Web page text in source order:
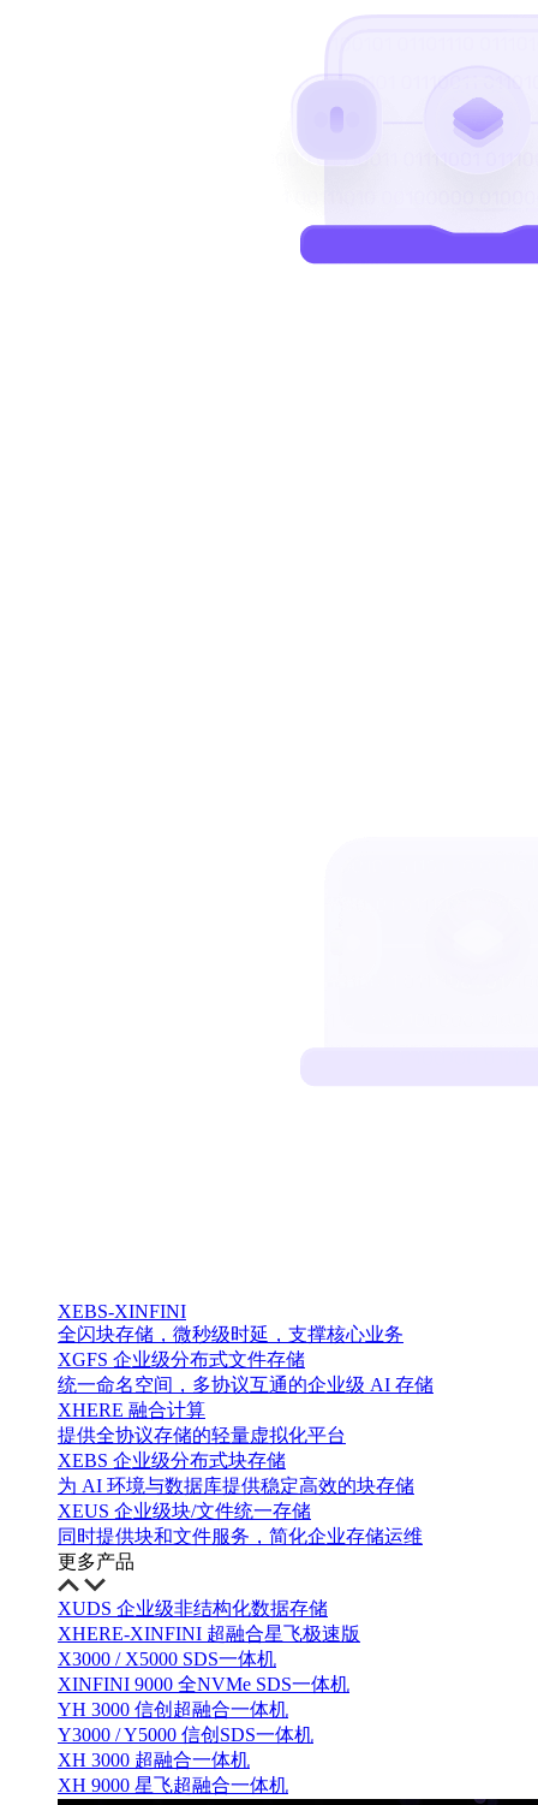
XEBS-XINFINI
全闪块存储，微秒级时延，支撑核心业务
XGFS 企业级分布式文件存储
统一命名空间，多协议互通的企业级 AI 存储
XHERE 融合计算
提供全协议存储的轻量虚拟化平台
XEBS 企业级分布式块存储
为 AI 环境与数据库提供稳定高效的块存储
XEUS 企业级块/文件统一存储
同时提供块和文件服务，简化企业存储运维
更多产品
XUDS 企业级非结构化数据存储
XHERE-XINFINI 超融合星飞极速版
X3000 / X5000 SDS一体机
XINFINI 9000 全NVMe SDS一体机
YH 3000 信创超融合一体机
Y3000 / Y5000 信创SDS一体机
XH 3000 超融合一体机
XH 9000 星飞超融合一体机